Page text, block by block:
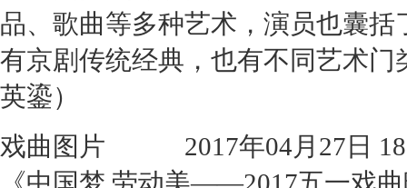
品、歌曲等多种艺术，演员也囊
有京剧传统经典，也有不同艺术
英鎏）
戏曲图片 2017年04月27日